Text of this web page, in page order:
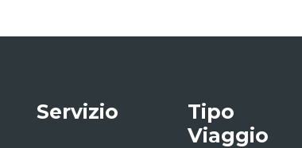
Servizio
Tipo
Viaggio